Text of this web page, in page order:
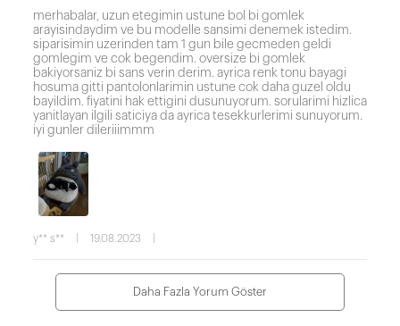
merhabalar, uzun etegimin ustune bol bi gomlek
arayisindaydim ve bu modelle sansimi denemek istedim.
siparisimin uzerinden tam 1 gun bile gecmeden geldi
gomlegim ve cok begendim. oversize bi gomlek
bakiyorsaniz bi sans verin derim. ayrica renk tonu bayagi
hosuma gitti pantolonlarimin ustune cok daha guzel oldu
bayildim. fiyatini hak ettigini dusunuyorum. sorularimi hizlica
yanitlayan ilgili saticiya da ayrica tesekkurlerimi sunuyorum.
iyi gunler dileriiimmm
y** s** 19.08.2023
Daha Fazla Yorum Göster